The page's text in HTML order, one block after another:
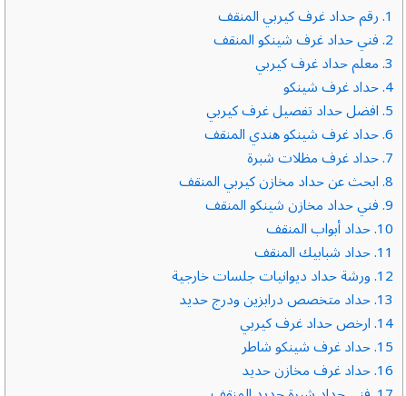
1. رقم حداد غرف كيربي المنقف
2. فني حداد غرف شينكو المنقف
3. معلم حداد غرف كيربي
4. حداد غرف شينكو
5. افضل حداد تفصيل غرف كيربي
6. حداد غرف شينكو هندي المنقف
7. حداد غرف مظلات شبرة
8. ابحث عن حداد مخازن كيربي المنقف
9. فني حداد مخازن شينكو المنقف
10. حداد أبواب المنقف
11. حداد شبابيك المنقف
12. ورشة حداد ديوانيات جلسات خارجية
13. حداد متخصص درابزين ودرج حديد
14. ارخص حداد غرف كيربي
15. حداد غرف شينكو شاطر
16. حداد غرف مخازن حديد